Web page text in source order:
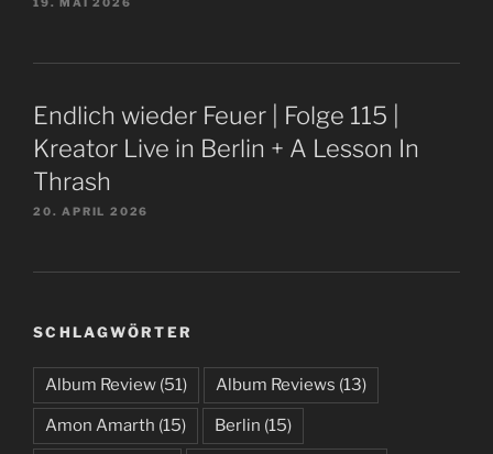
Endlich wieder Feuer | Folge 115 |
Kreator Live in Berlin + A Lesson In
Thrash
20. APRIL 2026
SCHLAGWÖRTER
Album Review (51) Album Reviews (13)
Amon Amarth (15) Berlin (15)